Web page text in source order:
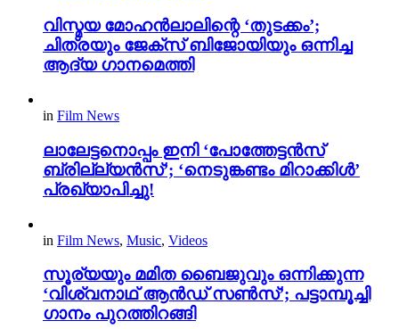
വിസ്മയ മോഹൻലാലിന്റെ ‘തുടക്കം’;
ചിത്രയും ജേക്സ് ബിജോയിയും ഒന്നിച്ച
ആദ്യ ഗാനമെത്തി
in Film News
ലാലേട്ടനൊപ്പം ഇനി ‘പോത്തേട്ടൻസ്
ബ്രില്ല്യൻസ്’; ‘നെടുങ്കണ്ടം മിറാക്കിൾ’
പ്രഖ്യാപിച്ചു!
in Film News, Music, Videos
സൂര്യയും മമിത ബൈജുവും ഒന്നിക്കുന്ന
‘വിശ്വനാഥ് ആൻഡ് സൺസ്’; പട്ടാമ്പൂച്ചി
ഗാനം പുറത്തിറങ്ങി